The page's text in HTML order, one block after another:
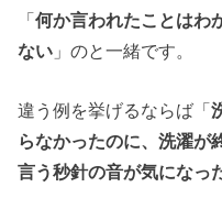
「何か言われたことはわ
ない 」のと一緒です。
違う例を挙げるならば「
らなかったのに、洗濯が
言う秒針の音が気になっ